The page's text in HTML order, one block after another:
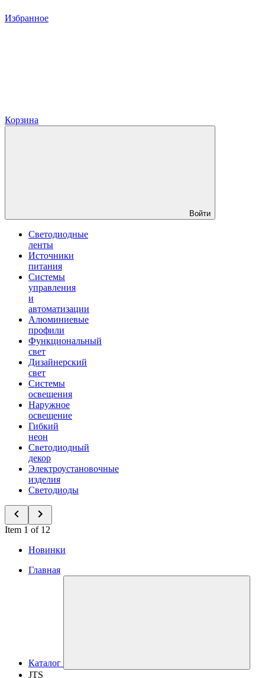
Избранное
Корзина
Войти
Светодиодные
ленты
Источники
питания
Системы
управления
и
автоматизации
Алюминиевые
профили
Функциональный
свет
Дизайнерский
свет
Системы
освещения
Наружное
освещение
Гибкий
неон
Светодиодный
декор
Электроустановочные
изделия
Светодиоды
Item 1 of 12
Новинки
Главная
Каталог
JTS